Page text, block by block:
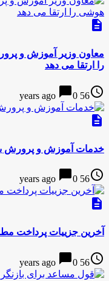
description
معاون وزیر آموزش و
را ارتقا می دهد
access_time
56 years ago
chat_bubble0
description
خدمات آموزش و پرورش
access_time
56 years ago
chat_bubble0
description
آخرین جزییات پرداخت
access_time
56 years ago
chat_bubble0